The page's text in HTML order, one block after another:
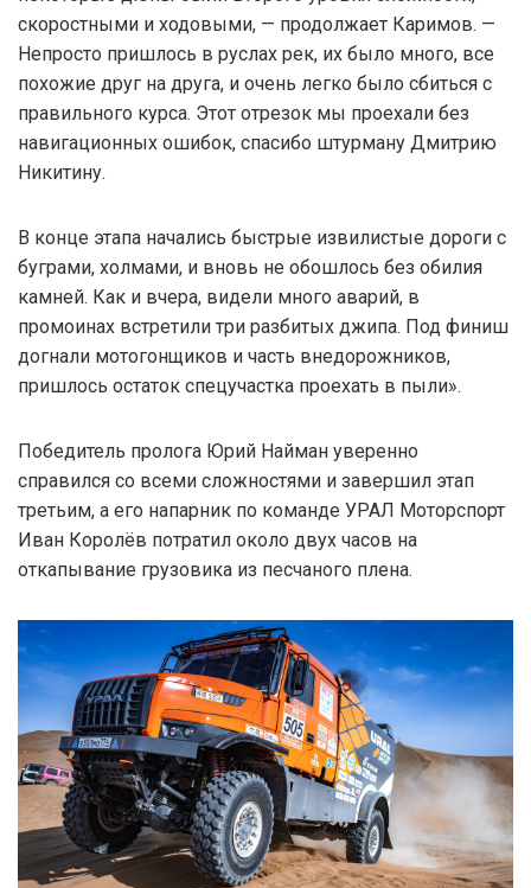
скоростными и ходовыми, — продолжает Каримов. —
Непросто пришлось в руслах рек, их было много, все
похожие друг на друга, и очень легко было сбиться с
правильного курса. Этот отрезок мы проехали без
навигационных ошибок, спасибо штурману Дмитрию
Никитину.
В конце этапа начались быстрые извилистые дороги с
буграми, холмами, и вновь не обошлось без обилия
камней. Как и вчера, видели много аварий, в
промоинах встретили три разбитых джипа. Под финиш
догнали мотогонщиков и часть внедорожников,
пришлось остаток спецучастка проехать в пыли».
Победитель пролога Юрий Найман уверенно
справился со всеми сложностями и завершил этап
третьим, а его напарник по команде УРАЛ Моторспорт
Иван Королёв потратил около двух часов на
откапывание грузовика из песчаного плена.